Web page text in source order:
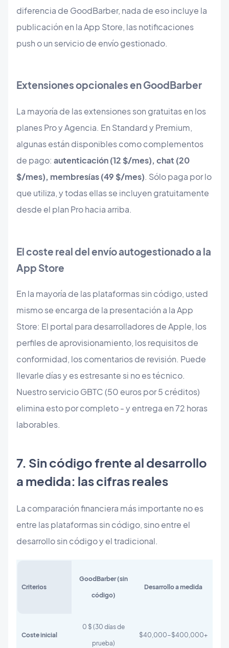
diferencia de GoodBarber, nada de eso incluye la
publicación en la App Store, las notificaciones
push o un servicio de envío gestionado.
Extensiones opcionales en GoodBarber
La mayoría de las extensiones son gratuitas en los
planes Pro y Agencia. En Standard y Premium,
algunas están disponibles como complementos
de pago: autenticación (12 $/mes), chat (20
$/mes), membresías (49 $/mes). Sólo paga por lo
que utiliza, y todas ellas se incluyen gratuitamente
desde el plan Pro hacia arriba.
El coste real del envío autogestionado a la
App Store
En la mayoría de las plataformas sin código, usted
mismo se encarga de la presentación a la App
Store: El portal para desarrolladores de Apple, los
perfiles de aprovisionamiento, los requisitos de
conformidad, los comentarios de revisión. Puede
llevarle días y es estresante si no es técnico.
Nuestro servicio GBTC (50 euros por 5 créditos)
elimina esto por completo - y entrega en 72 horas
laborables.
7. Sin código frente al desarrollo
a medida: las cifras reales
La comparación financiera más importante no es
entre las plataformas sin código, sino entre el
desarrollo sin código y el tradicional.
Criterios
GoodBarber (sin
código)
Desarrollo a medida
Coste inicial
0 $ (30 días de
prueba)
$40,000-$400,000+